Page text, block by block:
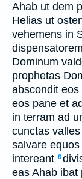
Ahab ut dem
Helias ut
vehemens in
Dominum
prophetas
abscondit
eos pane et
in terram ad
cunctas
salvare
intereant 6
eas Ahab ibat